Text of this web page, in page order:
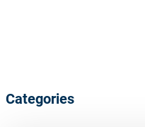
Categories